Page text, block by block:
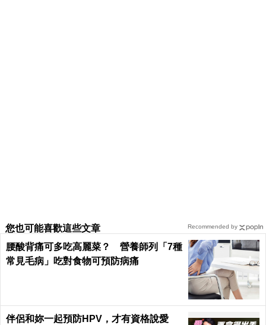
您也可能喜歡這些文章
腰酸背痛可多吃高麗菜？ 營養師列「7種
常見毛病」吃對食物可預防病痛
伴侶和妳一起預防HPV，才有資格說愛
Recommended by